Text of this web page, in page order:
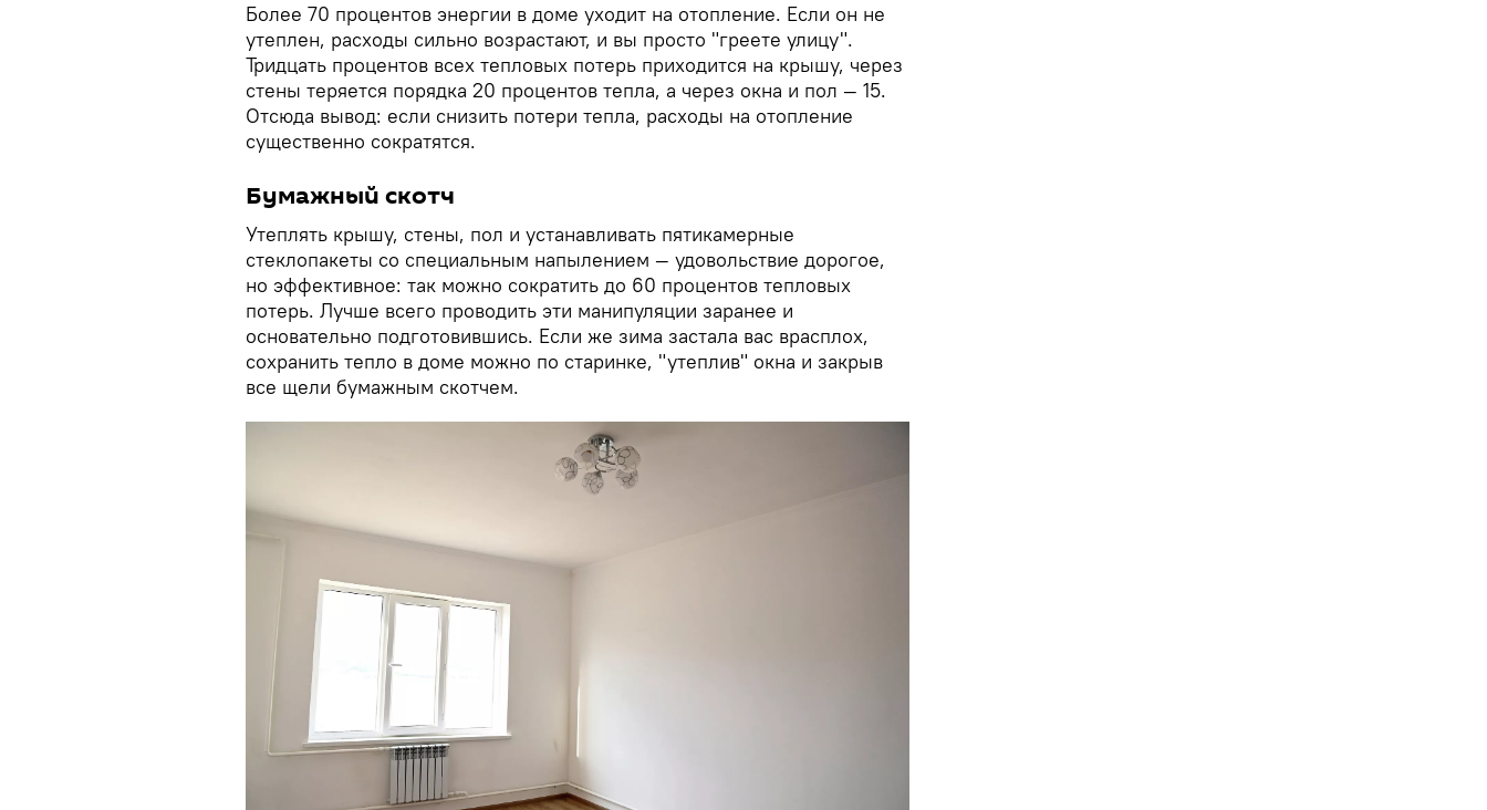
Более 70 процентов энергии в доме уходит на отопление. Если он не
утеплен, расходы сильно возрастают, и вы просто "греете улицу".
Тридцать процентов всех тепловых потерь приходится на крышу, через
стены теряется порядка 20 процентов тепла, а через окна и пол — 15.
Отсюда вывод: если снизить потери тепла, расходы на отопление
существенно сократятся.
Бумажный скотч
Утеплять крышу, стены, пол и устанавливать пятикамерные
стеклопакеты со специальным напылением — удовольствие дорогое,
но эффективное: так можно сократить до 60 процентов тепловых
потерь. Лучше всего проводить эти манипуляции заранее и
основательно подготовившись. Если же зима застала вас врасплох,
сохранить тепло в доме можно по старинке, "утеплив" окна и закрыв
все щели бумажным скотчем.